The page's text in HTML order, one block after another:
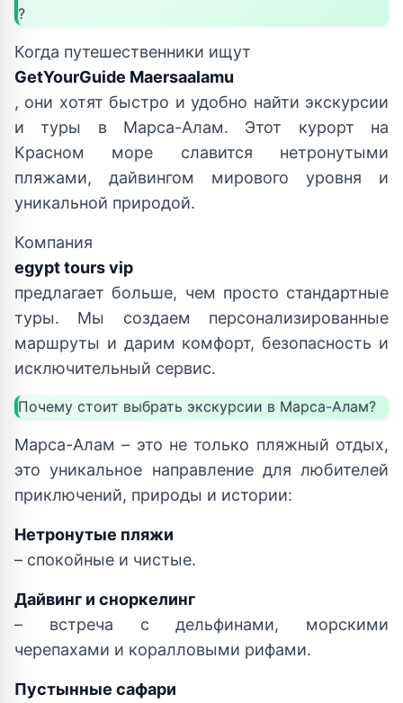
?
Когда путешественники ищут
GetYourGuide Maersaalamu
, они хотят быстро и удобно найти экскурсии
и туры в Марса-Алам. Этот курорт на
Красном море славится нетронутыми
пляжами, дайвингом мирового уровня и
уникальной природой.
Компания
egypt tours vip
предлагает больше, чем просто стандартные
туры. Мы создаем персонализированные
маршруты и дарим комфорт, безопасность и
исключительный сервис.
Почему стоит выбрать экскурсии в Марса-Алам?
Марса-Алам – это не только пляжный отдых,
это уникальное направление для любителей
приключений, природы и истории:
Нетронутые пляжи
– спокойные и чистые.
Дайвинг и сноркелинг
– встреча с дельфинами, морскими
черепахами и коралловыми рифами.
Пустынные сафари